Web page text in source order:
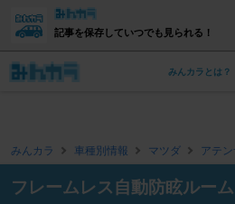
記事を保存していつでも見られる！
みんカラとは？
みんカラ 車種別情報 マツダ アテ
フレームレス自動防眩ルー